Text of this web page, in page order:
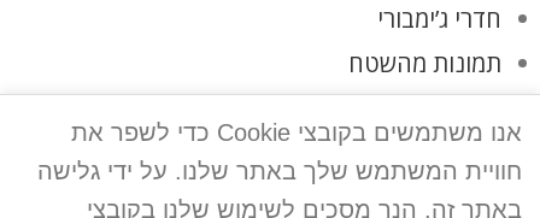
חדרי ג’ימבורי
תמונות מהשטח
צרו קשר
מדיניות פרטיות
אנו משתמשים בקובצי Cookie כדי לשפר את
חוויית המשתמש שלך באתר שלנו. על ידי גלישה
באתר זה, הנך מסכים לשימוש שלנו בקובצי